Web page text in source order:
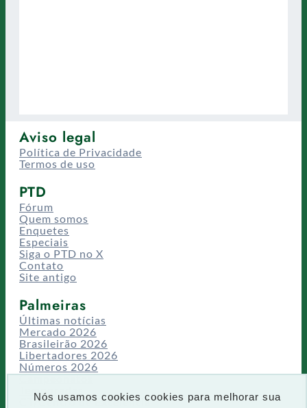
Nós usamos cookies cookies para melhorar sua
Aviso legal
Política de Privacidade
Termos de uso
PTD
Fórum
Quem somos
Enquetes
Especiais
Siga o PTD no X
Contato
Site antigo
Palmeiras
Últimas notícias
Mercado 2026
Brasileirão 2026
Libertadores 2026
Números 2026
Campeonatos
CT/Centro de Excelência